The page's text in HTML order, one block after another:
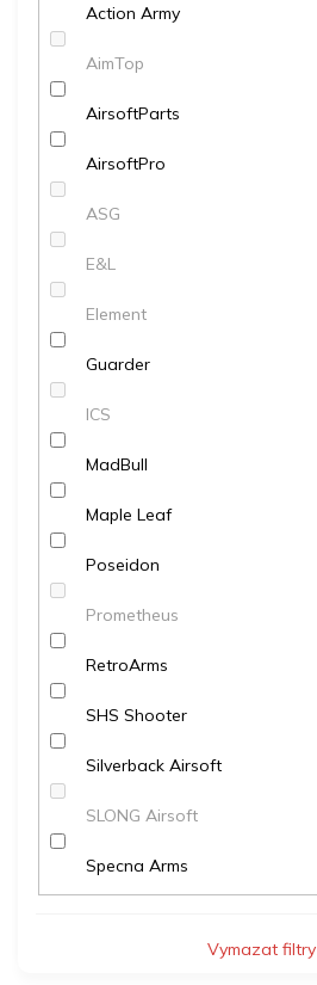
Action Army
AimTop
AirsoftParts
AirsoftPro
ASG
E&L
Element
Guarder
ICS
MadBull
Maple Leaf
Poseidon
Prometheus
RetroArms
SHS Shooter
Silverback Airsoft
SLONG Airsoft
Specna Arms
Vymazat filtry